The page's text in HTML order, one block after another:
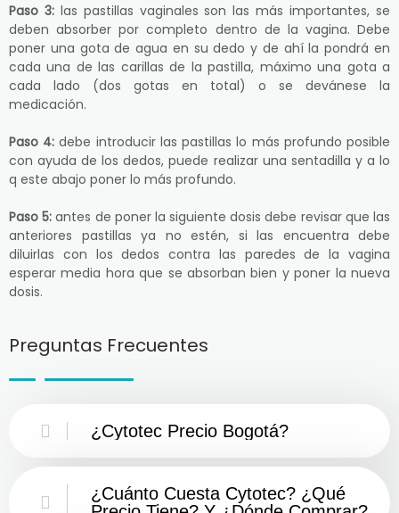
Paso 3:las pastillas vaginales son las más importantes, se
deben absorber por completo dentro de la vagina. Debe
poner una gota de agua en su dedo y de ahí la pondrá en
cada una de las carillas de la pastilla, máximo una gota a
cada lado (dos gotas en total) o se devánese la
medicación.
Paso 4: debe introducir las pastillas lo más profundo posible
con ayuda de los dedos, puede realizar una sentadilla y a lo
q este abajo poner lo más profundo.
Paso 5: antes de poner la siguiente dosis debe revisar que las
anteriores pastillas ya no estén, si las encuentra debe
diluirlas con los dedos contra las paredes de la vagina
esperar media hora que se absorban bien y poner la nueva
dosis.
Preguntas Frecuentes
¿Cytotec Precio Bogotá?
¿Cuánto Cuesta Cytotec? ¿Qué